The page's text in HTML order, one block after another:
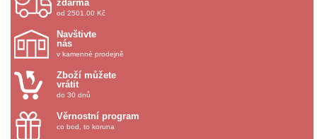
zdarma
od 2501.00 Kč
Navštivte
nás
v kamenné prodejně
Zboží můžete
vrátit
do 30 dnů
Věrnostní program
co bod, to koruna